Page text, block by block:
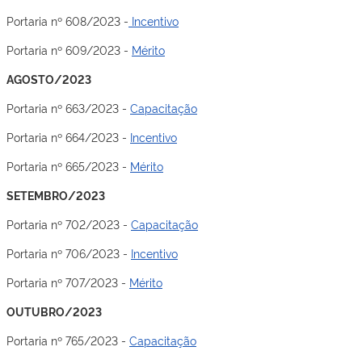
Portaria nº 608/2023 - Incentivo
Portaria nº 609/2023 - Mérito
AGOSTO/2023
Portaria nº 663/2023 - Capacitação
Portaria nº 664/2023 - Incentivo
Portaria nº 665/2023 - Mérito
SETEMBRO/2023
Portaria nº 702/2023 - Capacitação
Portaria nº 706/2023 - Incentivo
Portaria nº 707/2023 - Mérito
OUTUBRO/2023
Portaria nº 765/2023 - Capacitação